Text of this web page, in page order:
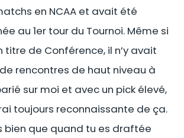
en NCAA et avait été
au 1er tour du Tournoi. Même si
titre de Conférence, il n’y avait
rencontres de haut niveau à
sur moi et avec un pick élevé,
toujours reconnaissante de ça.
bien que quand tu es draftée